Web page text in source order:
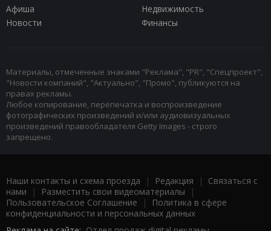
Афиша
Недвижимость
Новости
Финансы
Материалы, отмеченные знаками "Реклама", "PR", "Спецпроект",
"Новости компаний", "Актуально", "Промо", публикуются на
правах рекламы.
Любое копирование, перепечатка и воспроизведение
фотографических произведений и/или аудиовизуальных
произведений правообладателя Getty Images - строго
запрещено.
Наши контакты и схема проезда | Редакция | Связаться с
нами | Разместить свои видеоматериалы |
Пользовательское Соглашение |
Политика в сфере
конфиденциальности и персональных данных